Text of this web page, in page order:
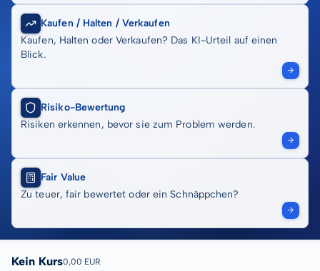
Kaufen / Halten / Verkaufen
Kaufen, Halten oder Verkaufen? Das KI-Urteil auf einen
Blick.
Risiko-Bewertung
Risiken erkennen, bevor sie zum Problem werden.
Fair Value
Zu teuer, fair bewertet oder ein Schnäppchen?
Kein Kurs0,00 EUR